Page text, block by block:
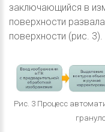
заключающийся в
поверхности
поверхности (рис. 3).
Рис. 3 Процесс